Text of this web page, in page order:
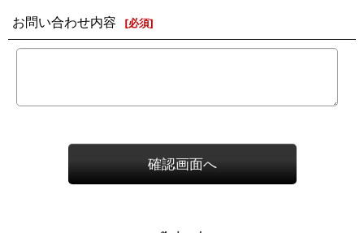
お問い合わせ内容 [必須]
確認画面へ